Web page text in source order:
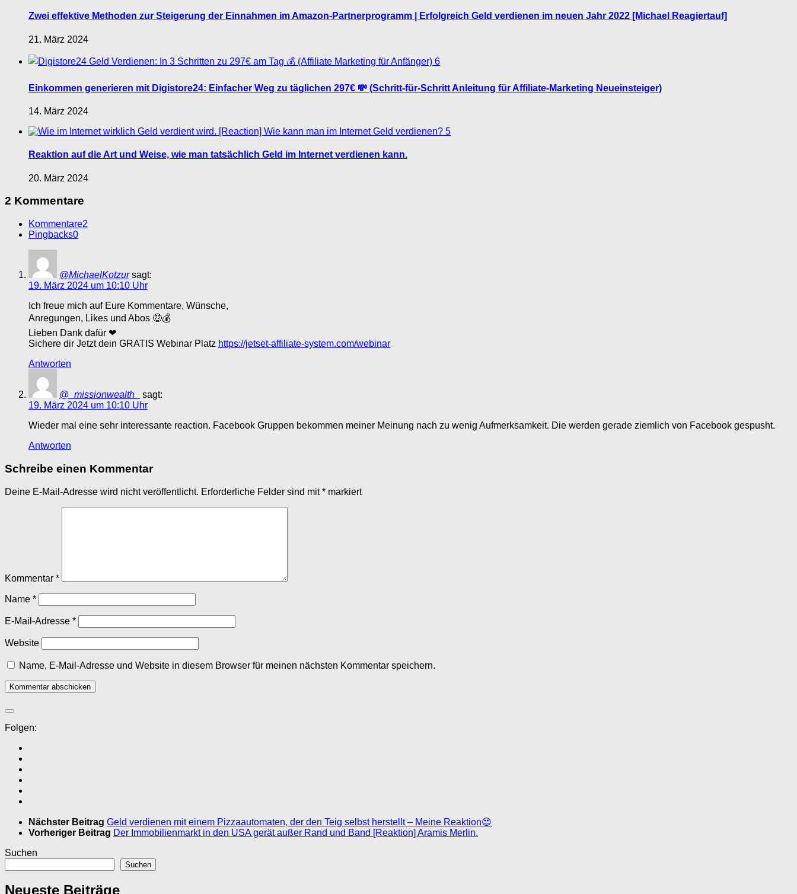
Zwei effektive Methoden zur Steigerung der Einnahmen im Amazon-Partnerprogramm | Erfolgreich Geld verdienen im neuen Jahr 2022 [Michael Reagiertauf]
21. März 2024
6
Einkommen generieren mit Digistore24: Einfacher Weg zu täglichen 297€ 💸 (Schritt-für-Schritt Anleitung für Affiliate-Marketing Neueinsteiger)
14. März 2024
5
Reaktion auf die Art und Weise, wie man tatsächlich Geld im Internet verdienen kann.
20. März 2024
2 Kommentare
Kommentare2
Pingbacks0
@MichaelKotzur sagt:
19. März 2024 um 10:10 Uhr
Ich freue mich auf Eure Kommentare, Wünsche,
Anregungen, Likes und Abos 🤑💰
Lieben Dank dafür ❤
Sichere dir Jetzt dein GRATIS Webinar Platz https://jetset-affiliate-system.com/webinar
Antworten
@_missionwealth_
sagt:
19. März 2024 um 10:10 Uhr
Wieder mal eine sehr interessante reaction. Facebook Gruppen bekommen meiner Meinung nach zu wenig Aufmerksamkeit. Die werden gerade ziemlich von Facebook gespusht.
Antworten
Schreibe einen Kommentar
Deine E-Mail-Adresse wird nicht veröffentlicht. Erforderliche Felder sind mit* markiert
Kommentar *
Name *
E-Mail-Adresse *
Website
Name, E-Mail-Adresse und Website in diesem Browser für meinen nächsten Kommentar speichern.
Folgen:
Nächster Beitrag Geld verdienen mit einem Pizzaautomaten, der den Teig selbst herstellt – Meine Reaktion😍
Vorheriger Beitrag Der Immobilienmarkt in den USA gerät außer Rand und Band [Reaktion] Aramis Merlin.
Suchen
Suchen
Neueste Beiträge